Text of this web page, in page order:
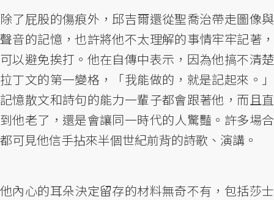
除了屁股的傷痕外，邱吉爾還從聖喬治帶走圖像與
聲音的記憶，也許將他不太理解的事情牢牢記著，
可以避免挨打。他在自傳中表示，因為他搞不清楚
拉丁文的第一變格，「我能做的，就是記起來。」
記憶散文和詩句的能力一輩子都會跟著他，而且直
到他老了，還是會讓同一時代的人驚豔。許多場合
都可見他信手拈來半個世紀前背的詩歌、演講。
他內心的耳朵決定留存的材料無奇不有，包括莎士